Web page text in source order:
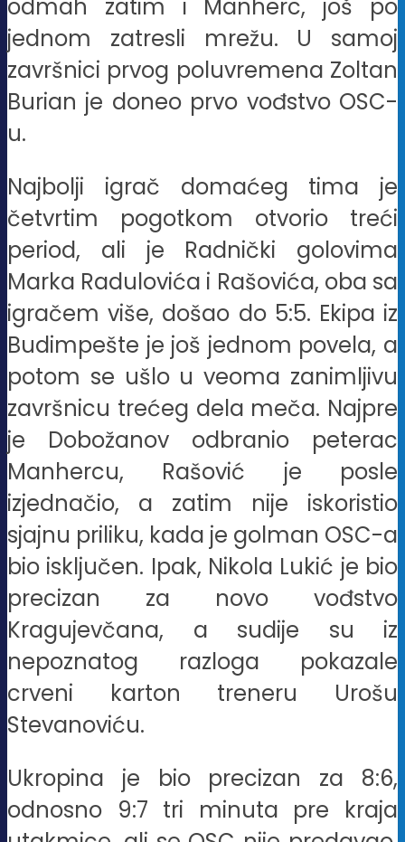
odmah zatim i Manherc, još po
jednom zatresli mrežu. U samoj
završnici prvog poluvremena Zoltan
Burian je doneo prvo vođstvo OSC-
u.
Najbolji igrač domaćeg tima je
četvrtim pogotkom otvorio treći
period, ali je Radnički golovima
Marka Radulovića i Rašovića, oba sa
igračem više, došao do 5:5. Ekipa iz
Budimpešte je još jednom povela, a
potom se ušlo u veoma zanimljivu
završnicu trećeg dela meča. Najpre
je Dobožanov odbranio peterac
Manhercu, Rašović je posle
izjednačio, a zatim nije iskoristio
sjajnu priliku, kada je golman OSC-a
bio isključen. Ipak, Nikola Lukić je bio
precizan za novo vođstvo
Kragujevčana, a sudije su iz
nepoznatog razloga pokazale
crveni karton treneru Urošu
Stevanoviću.
Ukropina je bio precizan za 8:6,
odnosno 9:7 tri minuta pre kraja